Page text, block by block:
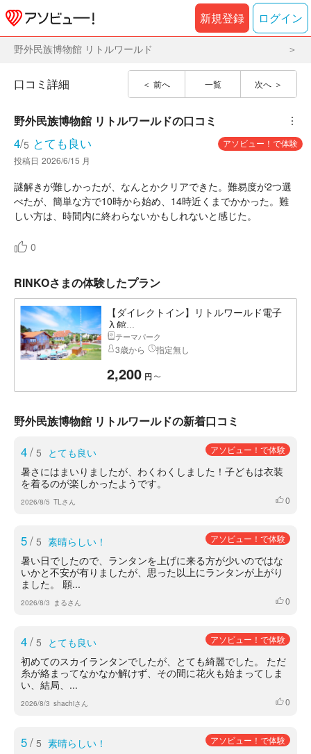
新規登録 ログイン
野外民族博物館 リトルワールド
前へ 一覧 次へ
口コミ詳細
野外民族博物館 リトルワールドの口コミ ︙
4/5 とても良い
アソビュー！で体験
投稿日 2026/6/15 月
謎解きが難しかったが、なんとかクリアできた。難易度が2つ選
べたが、簡単な方で10時から始め、14時近くまでかかった。難
しい方は、時間内に終わらないかもしれないと感じた。
0
RINKOさまの体験したプラン
【ダイレクトイン】リトルワールド電子
入館...
テーマパーク
3歳から 指定無し
2,200 円 〜
野外民族博物館 リトルワールドの新着口コミ
4/ 5 とても良い アソビュー！で体験
暑さにはまいりましたが、わくわくしました！子どもは衣装
を着るのが楽しかったようです。
2026/8/5 TLさん いいね
0
5/ 5 素晴らしい！ アソビュー！で体験
暑い日でしたので、ランタンを上げに来る方が少いのではな
いかと不安が有りましたが、思った以上にランタンが上がり
ました。 願...
2026/8/3 まるさん いいね
0
4/ 5 とても良い アソビュー！で体験
初めてのスカイランタンでしたが、とても綺麗でした。 ただ
糸が絡まってなかなか解けず、その間に花火も始まってしま
い、結局、...
2026/8/3 shachiさん いいね
0
5/ 5 素晴らしい！ アソビュー！で体験